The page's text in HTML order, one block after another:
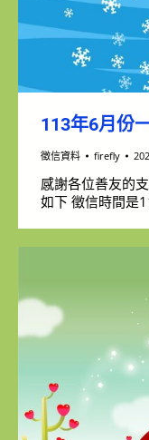
113年6月份
徵信資料 firefly
感謝各位善友的
如下 徵信時間是